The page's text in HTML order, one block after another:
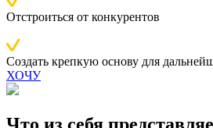
Отстроиться от конкурентов
Создать крепкую основу для
ХОЧУ
Что из себя